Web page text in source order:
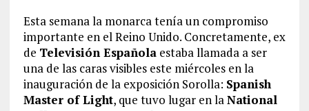
Esta semana la monarca tenía un compromiso
importante en el Reino Unido. Concretamente, ex
de Televisión Españolaestaba llamada a ser
una de las caras visibles este miércoles en la
inauguración de la exposición Sorolla: Spanish
Master of Light, que tuvo lugar en laNational